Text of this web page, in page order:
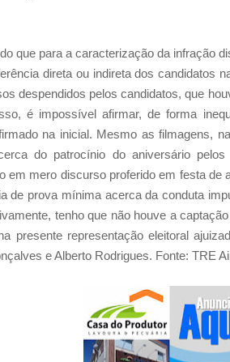
que para a caracterização da infração
direta ou indireta dos candidatos
despendidos pelos candidatos, que
é impossível afirmar, de forma
na inicial. Mesmo as filmagens,
do patrocínio do aniversário
em mero discurso proferido em festa
de prova mínima acerca da conduta
tenho que não houve a
presente representação eleitoral
e Alberto Rodrigues. Fonte: TRE